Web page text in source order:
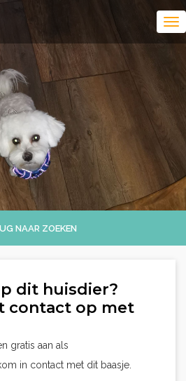
NAAR ZOEKEN
dit huisdier?
contact op met
gratis aan als
in contact met dit baasje.